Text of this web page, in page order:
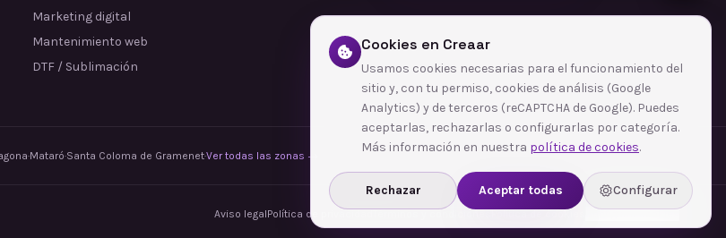
Marketing digital
Mantenimiento web
DTF / Sublimación
·Mataró·Santa Coloma de Gramenet·Ver todas las zonas →
Aviso legalPolítica de privacidad
Cookies en Creaar
Usamos cookies necesarias para el funcionamiento del
sitio y, con tu permiso, cookies de análisis (Google
Analytics) y de terceros (reCAPTCHA de Google). Puedes
aceptarlas, rechazarlas o configurarlas por categoría.
Más información en nuestra política de cookies.
Rechazar Aceptar todas Configurar